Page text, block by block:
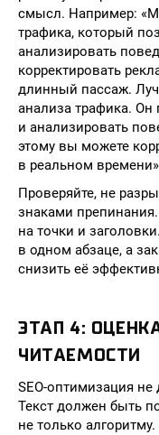
смысл. Например:
трафика, который
анализировать
корректировать
длинный пассаж.
анализа трафика. Он
и анализировать
этому вы можете
в реальном
Проверяйте, не
знаками
на точки и
в одном абзаце, а
снизить её
ЭТАП 4:
ЧИТАЕМОСТИ
SEO-оптимизация
Текст должен быть
не только